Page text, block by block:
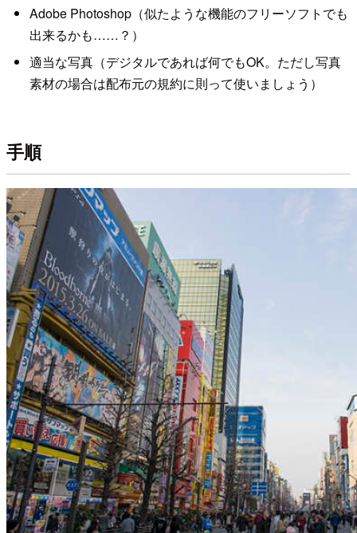
Adobe Photoshop（似たような機能のフリーソフトでも
出来るかも……？）
適当な写真（デジタルであれば何でもOK。ただし写真
素材の場合は配布元の規約に則って使いましょう）
手順